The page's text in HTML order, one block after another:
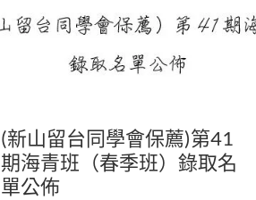
(新山留台同學會保薦)第41
期海青班（春季班）錄取名
單公佈